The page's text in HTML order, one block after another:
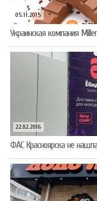
05.11.2015
Украинская компания
22.02.2016
ФАС Красноярска не